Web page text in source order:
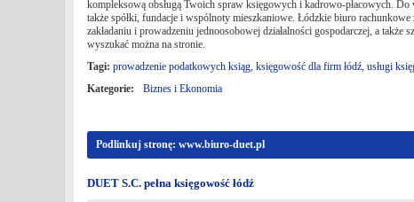
kompleksową obsługą Twoich spraw księgowych i kadrowo-płacowych.
także spółki, fundacje i wspólnoty mieszkaniowe. Łódzkie biuro
zakładaniu i prowadzeniu jednoosobowej działalności gospodarczej, a
wyszukać można na stronie.
Tagi: prowadzenie podatkowych ksiąg, księgowość dla firm łódź, usługi
Kategorie:
Biznes i Ekonomia
Podlinkuj stronę: www.biuro-duet.pl
DUET S.C. pełna księgowość łódź